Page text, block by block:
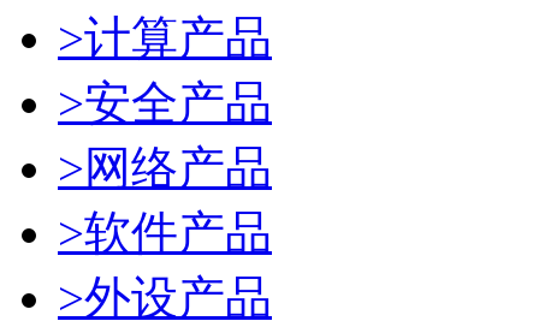
>计算产品
>安全产品
>网络产品
>软件产品
>外设产品